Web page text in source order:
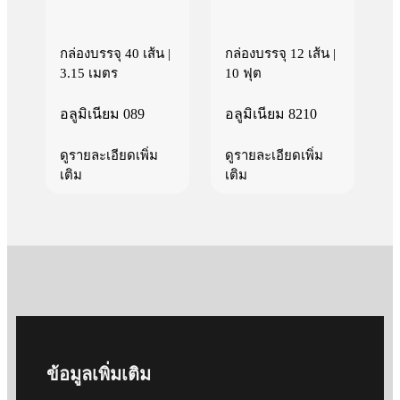
กล่องบรรจุ 40 เส้น |
3.15 เมตร
อลูมิเนียม 089
ดูรายละเอียดเพิ่ม
เติม
กล่องบรรจุ 12 เส้น |
10 ฟุต
อลูมิเนียม 8210
ดูรายละเอียดเพิ่ม
เติม
ข้อมูลเพิ่มเติม